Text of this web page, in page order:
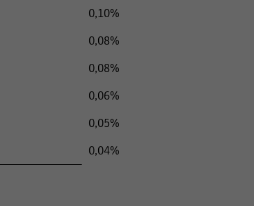
0,10%
0,08%
0,08%
0,06%
0,05%
0,04%